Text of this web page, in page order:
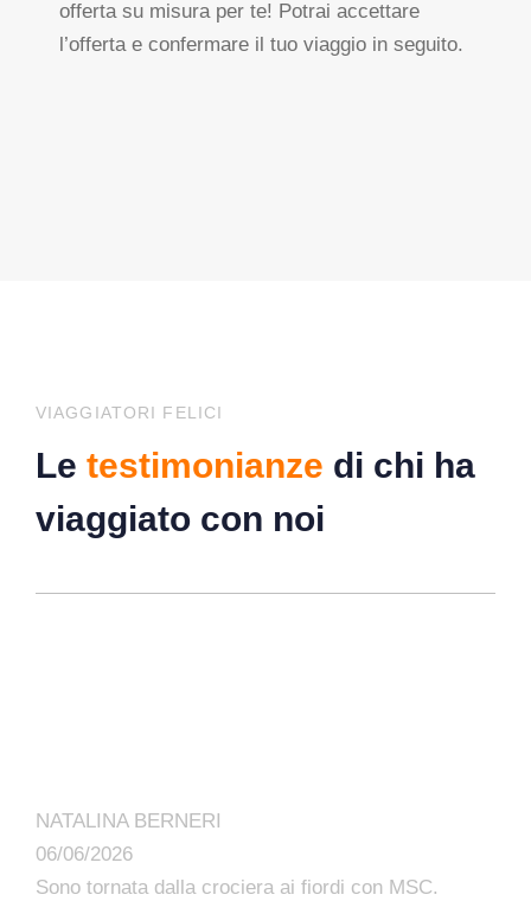
offerta su misura per te! Potrai accettare
l’offerta e confermare il tuo viaggio in seguito.
VIAGGIATORI FELICI
Le testimonianze di chi ha
viaggiato con noi
NATALINA BERNERI
06/06/2026
Sono tornata dalla crociera ai fiordi con MSC.